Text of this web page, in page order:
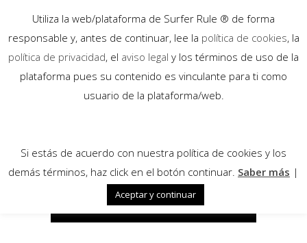
10
Utiliza la web/plataforma de Surfer Rule ® de forma
responsable y, antes de continuar, lee la política de cookies, la
política de privacidad, el aviso legal y los términos de uso de la
plataforma pues su contenido es vinculante para ti como
usuario de la plataforma/web.
Si estás de acuerdo con nuestra política de cookies y los
demás términos, haz click en el botón continuar. Saber más |
Aceptar y continuar